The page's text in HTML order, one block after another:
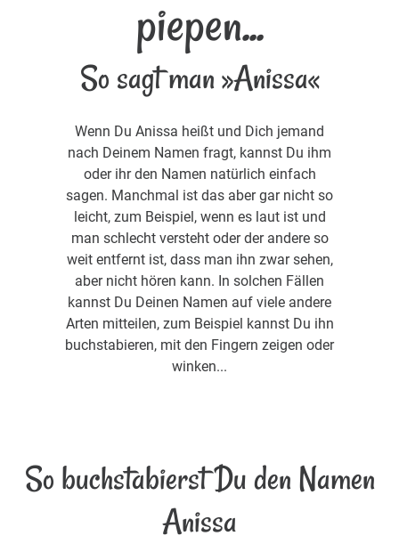
piepen...
So sagt man »Anissa«
Wenn Du Anissa heißt und Dich jemand
nach Deinem Namen fragt, kannst Du ihm
oder ihr den Namen natürlich einfach
sagen. Manchmal ist das aber gar nicht so
leicht, zum Beispiel, wenn es laut ist und
man schlecht versteht oder der andere so
weit entfernt ist, dass man ihn zwar sehen,
aber nicht hören kann. In solchen Fällen
kannst Du Deinen Namen auf viele andere
Arten mitteilen, zum Beispiel kannst Du ihn
buchstabieren, mit den Fingern zeigen oder
winken...
So buchstabierst Du den Namen
Anissa